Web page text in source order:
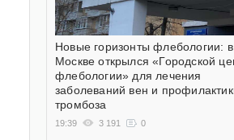
Новые горизонты флебологии: в
Москве открылся «Городской
флебологии» для лечения
заболеваний вен и
тромбоза
19:39 3 191 0